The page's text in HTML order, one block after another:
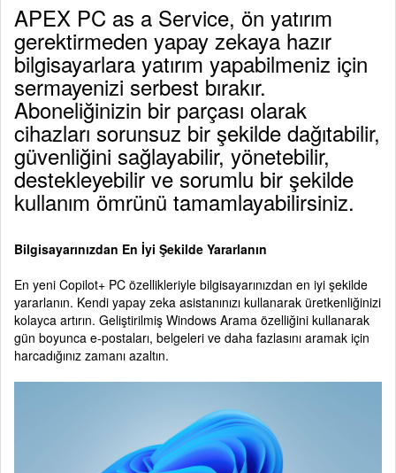
APEX PC as a Service, ön yatırım
gerektirmeden yapay zekaya hazır
bilgisayarlara yatırım yapabilmeniz için
sermayenizi serbest bırakır.
Aboneliğinizin bir parçası olarak
cihazları sorunsuz bir şekilde dağıtabilir,
güvenliğini sağlayabilir, yönetebilir,
destekleyebilir ve sorumlu bir şekilde
kullanım ömrünü tamamlayabilirsiniz.
Bilgisayarınızdan En İyi Şekilde Yararlanın
En yeni Copilot+ PC özellikleriyle bilgisayarınızdan en iyi şekilde
yararlanın. Kendi yapay zeka asistanınızı kullanarak üretkenliğinizi
kolayca artırın. Geliştirilmiş Windows Arama özelliğini kullanarak
gün boyunca e-postaları, belgeleri ve daha fazlasını aramak için
harcadığınız zamanı azaltın.